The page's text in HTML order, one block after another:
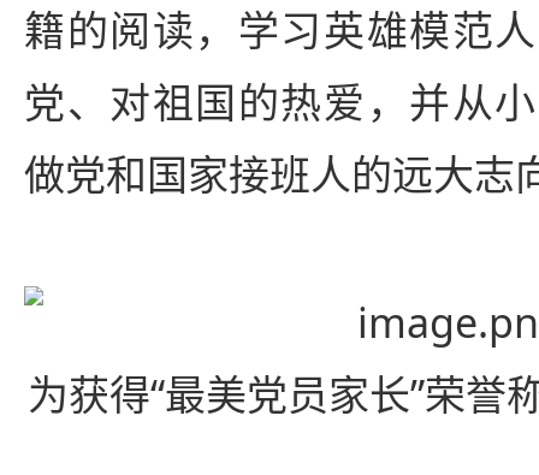
籍的阅读，学习英雄模范
党、对祖国的热爱，并从
做党和国家接班人的远大志
为获得“最美党员家长”荣誉